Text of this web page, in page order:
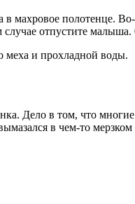
в махровое полотенце.
отпустите малыша.
меха и прохладной воды.
Дело в том, что
в чем-то